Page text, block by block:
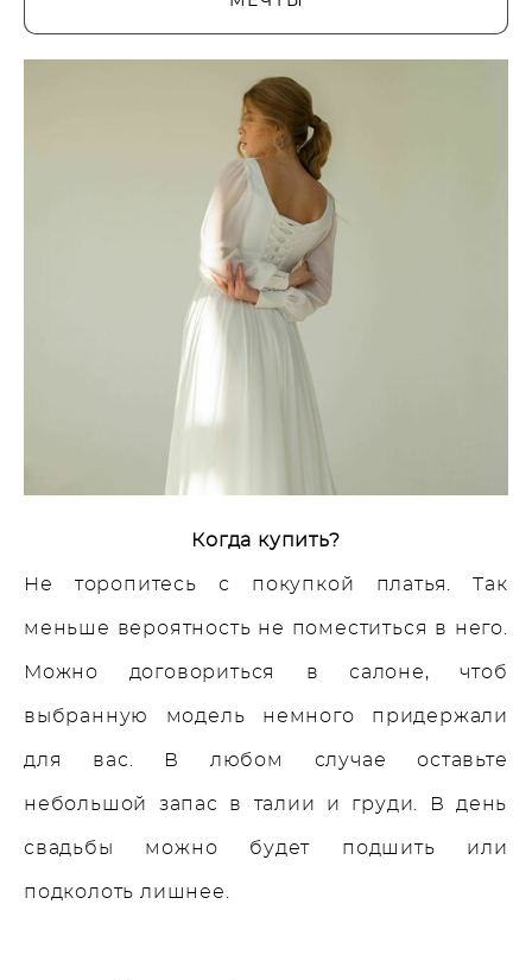
Когда купить?
Не торопитесь с покупкой платья. Так
меньше вероятность не поместиться в него.
Можно договориться в салоне, чтоб
выбранную модель немного придержали
для вас. В любом случае оставьте
небольшой запас в талии и груди. В день
свадьбы можно будет подшить или
подколоть лишнее.